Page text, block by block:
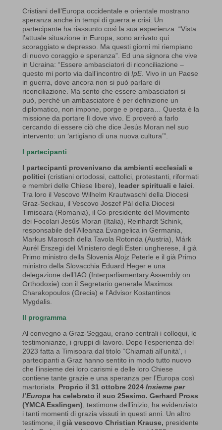
Cristiani dell’Europa occidentale e orientale mostrano
speranza anche in tempi di guerra e crisi. Un
partecipante ha riassunto così la sua esperienza: “Vista
l’attuale situazione in Europa, sono arrivato qui
scoraggiato e depresso. Ma questi giorni mi riempiano
di nuovo coraggio e speranza”. Ed una signora che vive
in Ucraina: “Essere ambasciatori di riconciliazione –
questo mi porto via dall’incontro di IpE. Vivo in un Paese
in guerra, dove ancora non si può parlare di
riconciliazione. Ma sento che essere ambasciatori si
può, perché un ambasciatore è per definizione un
diplomatico, non impone, porge e prepara… Questa è la
missione da portare lì dove vivo. E proverò a farlo
cercando di essere ciò che dice Jesús Moran nel suo
intervento: un ‘artigiano di una nuova cultura’”.
I partecipanti
I partecipanti provenivano da ambienti ecclesiali e
politici (cristiani ortodossi, cattolici, protestanti, riformati
e membri delle Chiese libere), leader spirituali e laici.
Tra loro il Vescovo Wilhelm Krautwaschl della Diocesi
Graz-Seckau, il Vescovo Joszef Pàl della Diocesi
Timisoara (Romania), il Co-presidente del Movimento
dei Focolari Jesús Moran (Italia), Reinhardt Schink,
responsabile dell’Alleanza Evangelica in Germania,
Markus Marosch della Tavola Rotonda (Austria), Márk
Aurél Erszegi del Ministero degli Esteri ungherese, il già
Primo ministro della Slovenia Alojz Peterle e il già Primo
ministro della Slovacchia Eduard Heger e una
delegazione dell’IAO (Interparliamentary Assembly on
Orthodoxie) con il Segretario generale Maximos
Charakopoulos (Grecia) e l’Advisor Kostantinos
Mygdalis.
Il programma
Al convegno a Graz-Seggau, erano centrali i colloqui, le
testimonianze, i gruppi di lavoro. Dopo l’esperienza del
2023 fatta a Timisoara dal titolo “Chiamati all’unità’, i
partecipanti a Graz hanno sentito in modo tutto nuovo
che l’insieme dei loro carismi e delle loro Chiese
contiene tante grazie e una speranza per l’Europa così
martoriata. Proprio il 31 ottobre 2024 Insieme per
l’Europaha celebrato il suo 25esimo. Gerhard Pross
(YMCA Esslingen), testimone dell’inizio, ha evidenziato
i tanti momenti di grazia vissuti in questi anni. Un altro
testimone, il già vescovo Christian Krause, presidente